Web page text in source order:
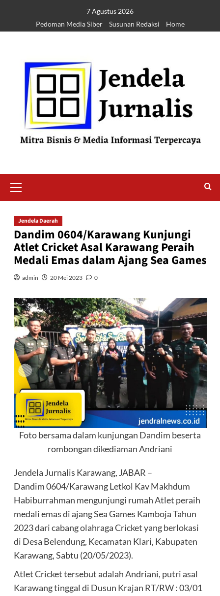
7 Agustus 2026
Pedoman Media Siber
Susunan Redaksi Home
Jendela Daerah
Dandim 0604/Karawang Kunjungi
Atlet Cricket Asal Karawang Peraih
Medali Emas dalam Ajang Sea Games
admin 20 Mei 2023 0
Foto bersama dalam kunjungan Dandim beserta
rombongan dikediaman Andriani
Jendela Jurnalis Karawang, JABAR –
Dandim 0604/Karawang Letkol Kav Makhdum
Habiburrahman mengunjungi rumah Atlet peraih
medali emas di ajang Sea Games Kamboja Tahun
2023 dari cabang olahraga Cricket yang berlokasi
di Desa Belendung, Kecamatan Klari, Kabupaten
Karawang, Sabtu (20/05/2023).
Atlet Cricket tersebut adalah Andriani, putri asal
Karawang tinggal di Dusun Krajan RT/RW : 03/01